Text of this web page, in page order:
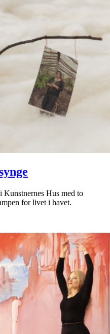
Hus med to
for livet i havet.